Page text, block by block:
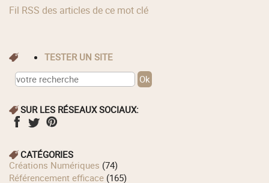
Fil RSS des articles de ce mot clé
TESTER UN SITE
SUR LES RÉSEAUX SOCIAUX:
CATÉGORIES
Créations Numériques (74)
Référencement efficace (165)